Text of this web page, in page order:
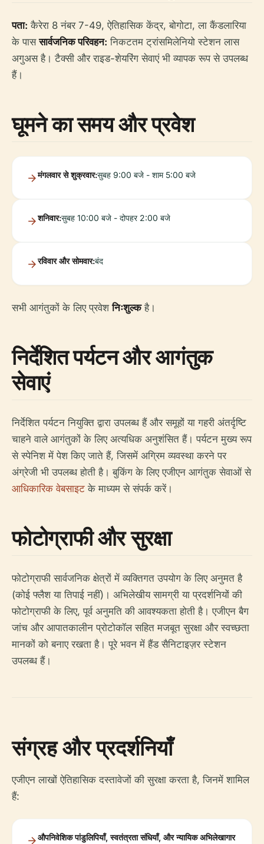
पता: कैरेरा 8 नंबर 7-49, ऐतिहासिक केंद्र, बोगोटा, ला कैंडलारिया
के पाससार्वजनिक परिवहन: निकटतम ट्रांसमिलेनियो स्टेशन लास
अगुअस है। टैक्सी और राइड-शेयरिंग सेवाएं भी व्यापक रूप से उपलब्ध
हैं।
घूमने का समय और प्रवेश
मंगलवार से शुक्रवार:सुबह 9:00 बजे - शाम 5:00 बजे
शनिवार:सुबह 10:00 बजे - दोपहर 2:00 बजे
रविवार और सोमवार:बंद
सभी आगंतुकों के लिए प्रवेशनिःशुल्कहै।
निर्देशित पर्यटन और आगंतुक
सेवाएं
निर्देशित पर्यटन नियुक्ति द्वारा उपलब्ध हैं और समूहों या गहरी अंतर्दृष्टि
चाहने वाले आगंतुकों के लिए अत्यधिक अनुशंसित हैं। पर्यटन मुख्य रूप
से स्पेनिश में पेश किए जाते हैं, जिसमें अग्रिम व्यवस्था करने पर
अंग्रेजी भी उपलब्ध होती है। बुकिंग के लिए एजीएन आगंतुक सेवाओं से
आधिकारिक वेबसाइट के माध्यम से संपर्क करें।
फोटोग्राफी और सुरक्षा
फोटोग्राफी सार्वजनिक क्षेत्रों में व्यक्तिगत उपयोग के लिए अनुमत है
(कोई फ्लैश या तिपाई नहीं)। अभिलेखीय सामग्री या प्रदर्शनियों की
फोटोग्राफी के लिए, पूर्व अनुमति की आवश्यकता होती है। एजीएन बैग
जांच और आपातकालीन प्रोटोकॉल सहित मजबूत सुरक्षा और स्वच्छता
मानकों को बनाए रखता है। पूरे भवन में हैंड सैनिटाइज़र स्टेशन
उपलब्ध हैं।
संग्रह और प्रदर्शनियाँ
एजीएन लाखों ऐतिहासिक दस्तावेजों की सुरक्षा करता है, जिनमें शामिल
हैं:
औपनिवेशिक पांडुलिपियाँ, स्वतंत्रता संधियाँ, और न्यायिक अभिलेखागार